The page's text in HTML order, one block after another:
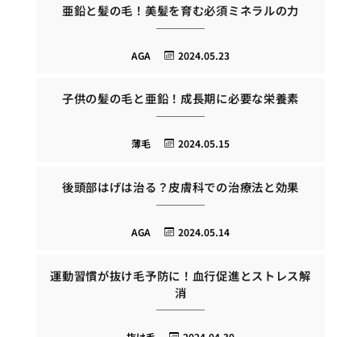
亜鉛と髪の毛！美髪を育む必須ミネラルの力
2024.05.23
AGA
子供の髪の毛と亜鉛！成長期に必要な栄養素
2024.05.15
薄毛
後頭部はげは治る？皮膚科での治療法と効果
2024.05.14
AGA
運動習慣が抜け毛予防に！血行促進とストレス解
消